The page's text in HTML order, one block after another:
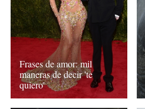
Frases de amor: mil
maneras de decir 'te
quiero'